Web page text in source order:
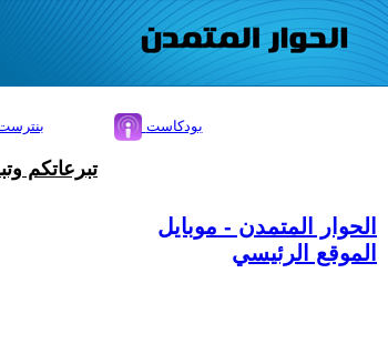
بودكاست
تبرعاتكم
الحوار المتمدن - موبايل
الموقع الرئيسي